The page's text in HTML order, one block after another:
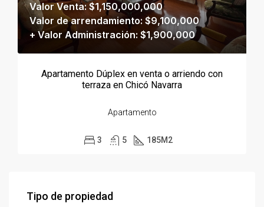
Valor Venta: $1,150,000,000
Valor de arrendamiento: $9,100,000
+ Valor Administración: $1,900,000
Apartamento Dúplex en venta o arriendo con
terraza en Chicó Navarra
Apartamento
3 5 185M2
Tipo de propiedad